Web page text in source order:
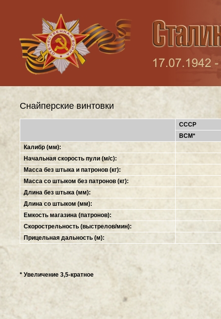
Снайперские винтовки
СССР
ВСМ*
Калибр (мм):
Начальная скорость пули (м/с):
Масса без штыка и патронов (кг):
Масса со штыком без патронов (кг):
Длина без штыка (мм):
Длина со штыком (мм):
Емкость магазина (патронов):
Скорострельность (выстрелов/мин):
Прицельная дальность (м):
* Увеличение 3,5-кратное